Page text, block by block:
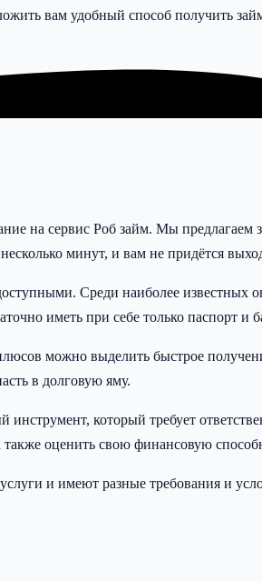
вам удобный способ получить
на сервис Роб займ. Мы
минут, и вам не придётся
Среди наиболее
иметь при себе только паспорт и
можно выделить быстрое
в долговую яму.
который требует
оценить свою финансовую
и имеют разные требования и